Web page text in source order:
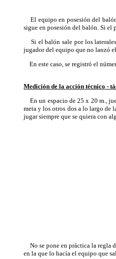
El equipo en posesión del
sigue en posesión del balón. Si el
Si el balón sale por los
jugador del equipo que no lanzó
En este caso, se registró el
Medición de la acción técnico -
En un espacio de 25 x 20 m.,
meta y los otros dos a lo largo de
jugar siempre que se quiera con
No se pone en práctica la regla
en la que lo hacía el equipo que